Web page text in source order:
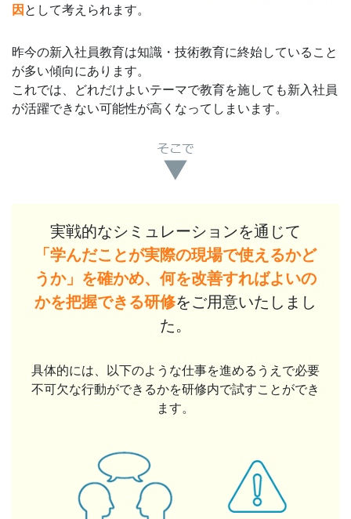
因として考えられます。
昨今の新入社員教育は知識・技術教育に終始していること
が多い傾向にあります。
これでは、どれだけよいテーマで教育を施しても新入社員
が活躍できない可能性が高くなってしまいます。
実戦的なシミュレーションを通じて
「学んだことが実際の現場で使えるかど
うか」を確かめ、何を改善すればよいの
かを把握できる研修をご用意いたしまし
た。
具体的には、以下のような仕事を進めるうえで必要
不可欠な行動ができるかを研修内で試すことができ
ます。